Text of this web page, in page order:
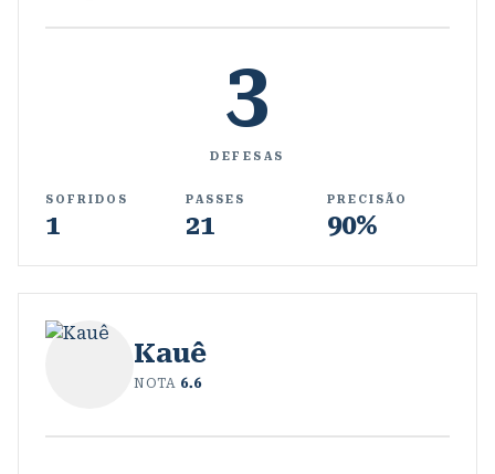
3
DEFESAS
SOFRIDOS
1
PASSES
21
PRECISÃO
90%
Kauê
NOTA 6.6